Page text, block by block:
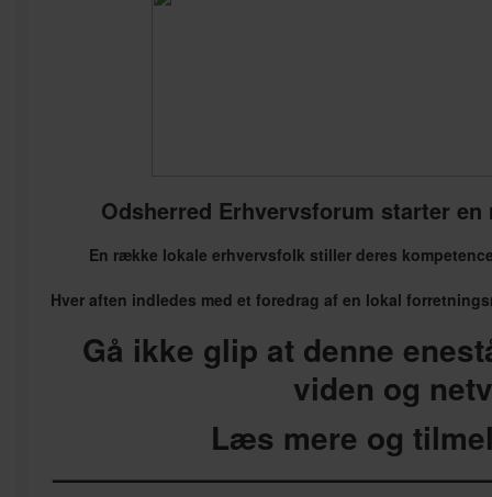
Odsherred Erhvervsforum starter
En række lokale erhvervsfolk stiller deres
Hver aften indledes med et foredrag af en lokal
Gå ikke glip at denne
viden og
Læs mere og